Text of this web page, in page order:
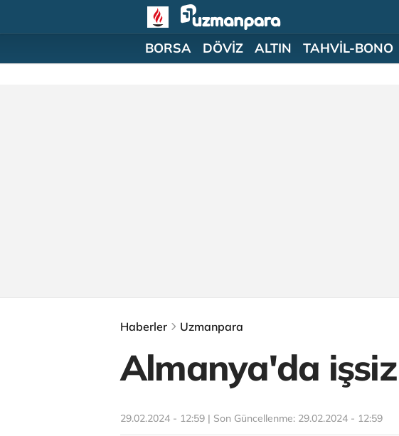
BORSA DÖVİZ ALTIN TAHVİL-BONO
Haberler Uzmanpara
Almanya'da
29.02.2024 - 12:59 | Son Güncellenme: 29.02.2024 - 12:59